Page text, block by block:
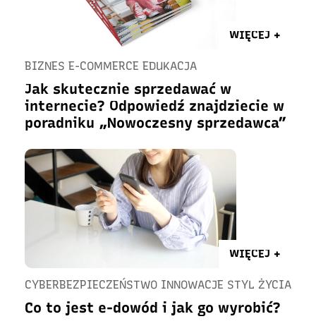
WIĘCEJ +
BIZNES E-COMMERCE EDUKACJA
Jak skutecznie sprzedawać w
internecie? Odpowiedź znajdziecie w
poradniku „Nowoczesny sprzedawca”
WIĘCEJ +
CYBERBEZPIECZEŃSTWO INNOWACJE STYL ŻYCIA
Co to jest e-dowód i jak go wyrobić?